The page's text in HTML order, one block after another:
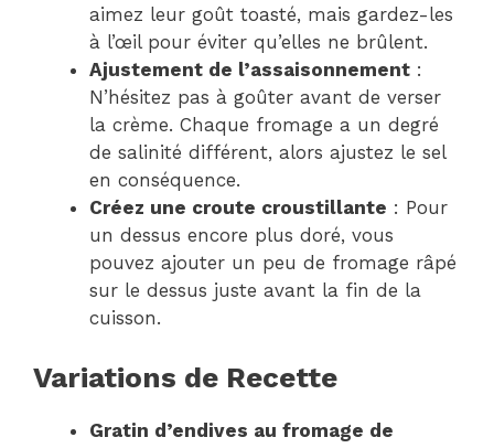
aimez leur goût toasté, mais gardez-les
à l’œil pour éviter qu’elles ne brûlent.
Ajustement de l’assaisonnement :
N’hésitez pas à goûter avant de verser
la crème. Chaque fromage a un degré
de salinité différent, alors ajustez le sel
en conséquence.
Créez une croute croustillante : Pour
un dessus encore plus doré, vous
pouvez ajouter un peu de fromage râpé
sur le dessus juste avant la fin de la
cuisson.
Variations de Recette
Gratin d’endives au fromage de